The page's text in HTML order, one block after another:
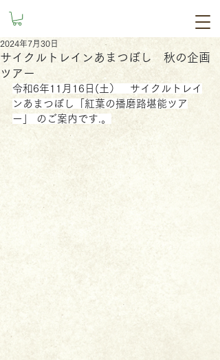
サイクルトレインあまつぼし 秋の企画
ツアー
2024年7月30日
令和6年11月16日(土）　サイクルトレイ
ンあまつぼし「紅葉の播磨路堪能ツア
ー」 のご案内です.。